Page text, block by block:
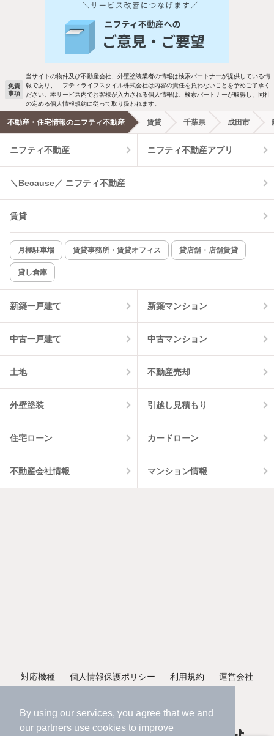
By using our services, you agree that we and
our partners use cookies to improve
バス・トイレ別 2階以上
駐車場あり ペット相談
洗濯機置場あり 独立洗面台
エアコンあり 都市ガス
温水洗浄便座 オートロック
コンロ2口以上
新着のみ インターネット無料
該当件数:
2
免責
事項
当サイトの物件及び不動産会社、外壁塗装業者の情報は検索パートナーが提供している情
報であり、ニフティライフスタイル株式会社は内容の責任を負わないことを予めご了承く
ださい。本サービス内でお客様が入力される個人情報は、検索パートナーが取得し、同社
の定める個人情報規約に従って取り扱われます。
不動産・住宅情報のニフティ不動産 賃貸 千葉県 成田市
ニフティ不動産 ニフティ不動産アプリ
＼Because／ ニフティ不動産
賃貸
月極駐車場 賃貸事務所・賃貸オフィス 貸店舗・店舗賃貸
貸し倉庫
新築一戸建て 新築マンション
中古一戸建て 中古マンション
土地 不動産売却
外壁塗装 引越し見積もり
住宅ローン カードローン
不動産会社情報 マンション情報
対応機種 個人情報保護ポリシー 利用規約 運営会社